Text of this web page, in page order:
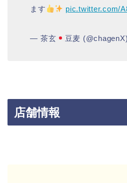
ます
pic.twitter.com/
— 茶玄 豆麦
店舗情報